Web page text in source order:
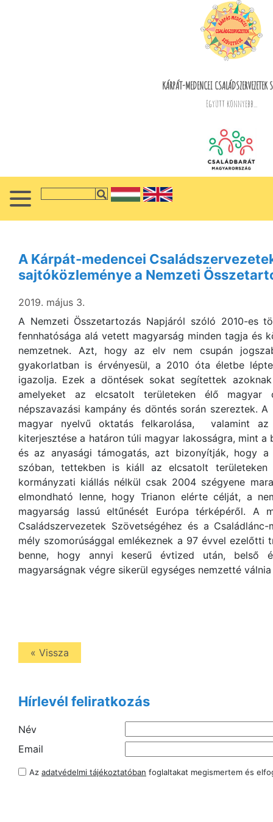
KÁRPÁT-MEDENCEI CSALÁDSZERVEZETEK
Együtt könnyebb...
A Kárpát-medencei
sajtóközleménye a Nemzeti
2019. május 3.
A Nemzeti Összetartozás Napjáról szóló 2010-es
fennhatósága alá vetett magyarság minden tagja és
nemzetnek. Azt, hogy az elv nem csupán
gyakorlatban is érvényesül, a 2010 óta életbe
igazolja. Ezek a döntések sokat segítettek
amelyeket az elcsatolt területeken élő magyar
népszavazási kampány és döntés során szereztek.
magyar nyelvű oktatás felkarolása, valamint az
kiterjesztése a határon túli magyar lakosságra, mint
és az anyasági támogatás, azt bizonyítják, hogy a
szóban, tettekben is kiáll az elcsatolt
kormányzati kiállás nélkül csak 2004 szégyene
elmondható lenne, hogy Trianon elérte célját, a
magyarság lassú eltűnését Európa térképéről. A
Családszervezetek Szövetségéhez és a
mély szomorúsággal emlékeznek a 97 évvel ezelőtti
benne, hogy annyi keserű évtized után, belső
magyarságnak végre sikerül egységes nemzetté
« Vissza
Hírlevél feliratkozás
Név
Email
Az adatvédelmi tájékoztatóban foglaltakat megismertem és